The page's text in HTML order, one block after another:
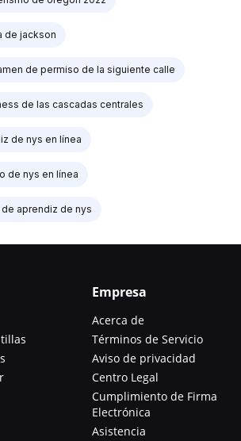
de jackson
de permiso de la siguiente calle
de las cascadas centrales
de nys en línea
de nys en línea
aprendiz de nys
Empresa
Acerca de
Términos de Servicio
Aviso de privacidad
Centro Legal
Cumplimiento de Firma
Electrónica
Asistencia